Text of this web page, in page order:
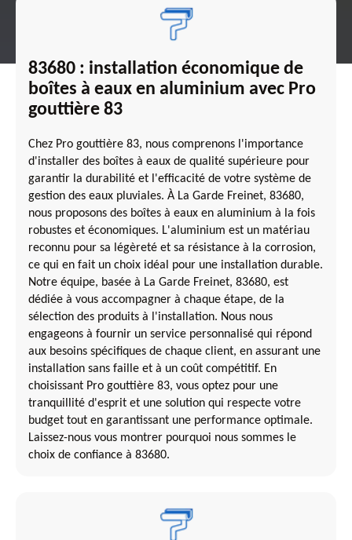
83680 : installation économique de
boîtes à eaux en aluminium avec Pro
gouttière 83
Chez Pro gouttière 83, nous comprenons l'importance
d'installer des boîtes à eaux de qualité supérieure pour
garantir la durabilité et l'efficacité de votre système de
gestion des eaux pluviales. À La Garde Freinet, 83680,
nous proposons des boîtes à eaux en aluminium à la fois
robustes et économiques. L'aluminium est un matériau
reconnu pour sa légèreté et sa résistance à la corrosion,
ce qui en fait un choix idéal pour une installation durable.
Notre équipe, basée à La Garde Freinet, 83680, est
dédiée à vous accompagner à chaque étape, de la
sélection des produits à l'installation. Nous nous
engageons à fournir un service personnalisé qui répond
aux besoins spécifiques de chaque client, en assurant une
installation sans faille et à un coût compétitif. En
choisissant Pro gouttière 83, vous optez pour une
tranquillité d'esprit et une solution qui respecte votre
budget tout en garantissant une performance optimale.
Laissez-nous vous montrer pourquoi nous sommes le
choix de confiance à 83680.